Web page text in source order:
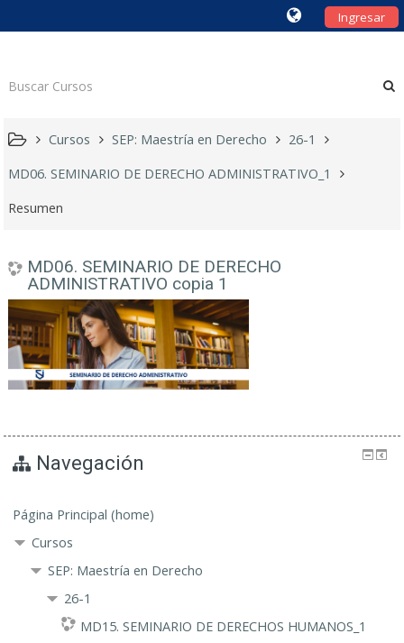
Ingresar
Cursos SEP: Maestría en Derecho
26-1
MD06. SEMINARIO DE DERECHO ADMINISTRATIVO_1
Resumen
MD06. SEMINARIO DE DERECHO
ADMINISTRATIVO copia 1
Navegación
Página Principal (home)
Cursos
SEP: Maestría en Derecho
26-1
MD15. SEMINARIO DE DERECHOS HUMANOS_1